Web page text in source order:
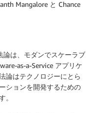
Mangalore と Chance
論は、モダンでスケーラブ
as-a-Service アプリケ
論はテクノロジーにとら
ションを開発するための
。